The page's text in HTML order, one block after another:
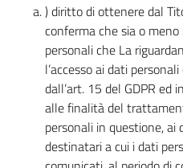
) diritto di ottenere dal
conferma che sia o
personali che La
l’accesso ai dati
dall’art. 15 del GDPR ed
alle finalità del
personali in questione,
destinatari a cui i dati